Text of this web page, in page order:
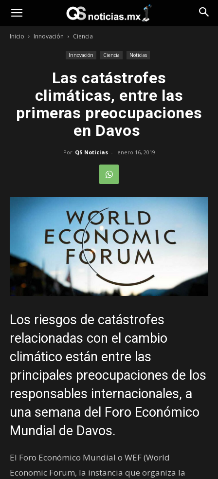
Inicio Innovación Ciencia
Innovación Ciencia Noticias
Las catástrofes
climáticas, entre las
primeras preocupaciones
en Davos
Por QS Noticias - enero 16, 2019
Los riesgos de catástrofes
relacionadas con el cambio
climático están entre las
principales preocupaciones de los
responsables internacionales, a
una semana del Foro Económico
Mundial de Davos.
El Foro Económico Mundial o WEF (World
Economic Forum, la instancia que organiza la